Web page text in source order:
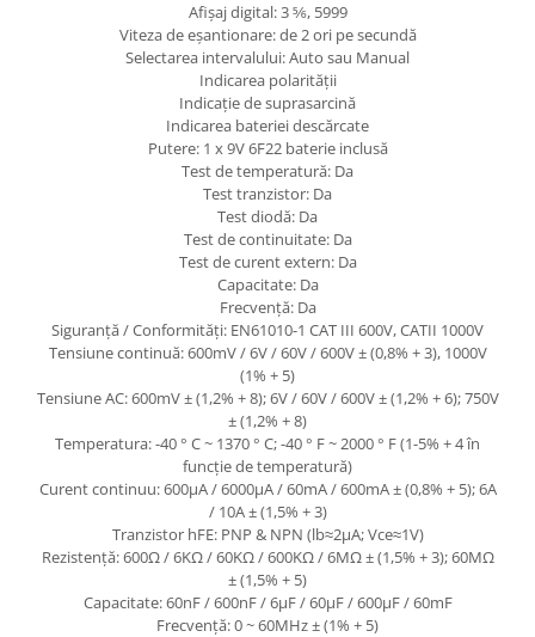
Afișaj digital: 3 5⁄6, 5999
Viteza de eșantionare: de 2 ori pe secundă
Selectarea intervalului: Auto sau Manual
Indicarea polarității
Indicație de suprasarcină
Indicarea bateriei descărcate
Putere: 1 x 9V 6F22 baterie inclusă
Test de temperatură: Da
Test tranzistor: Da
Test diodă: Da
Test de continuitate: Da
Test de curent extern: Da
Capacitate: Da
Frecvență: Da
Siguranță / Conformități: EN61010-1 CAT III 600V, CATII 1000V
Tensiune continuă: 600mV / 6V / 60V / 600V ± (0,8% + 3), 1000V
(1% + 5)
Tensiune AC: 600mV ± (1,2% + 8); 6V / 60V / 600V ± (1,2% + 6); 750V
± (1,2% + 8)
Temperatura: -40 ° C ~ 1370 ° C; -40 ° F ~ 2000 ° F (1-5% + 4 în
funcție de temperatură)
Curent continuu: 600μA / 6000μA / 60mA / 600mA ± (0,8% + 5); 6A
/ 10A ± (1,5% + 3)
Tranzistor hFE: PNP & NPN (lb≈2μA; Vce≈1V)
Rezistență: 600Ω / 6KΩ / 60KΩ / 600KΩ / 6MΩ ± (1,5% + 3); 60MΩ
± (1,5% + 5)
Capacitate: 60nF / 600nF / 6μF / 60μF / 600μF / 60mF
Frecvență: 0 ~ 60MHz ± (1% + 5)